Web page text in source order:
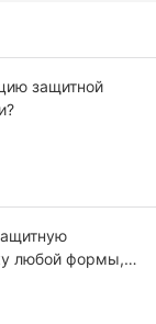
защитной
любой формы,